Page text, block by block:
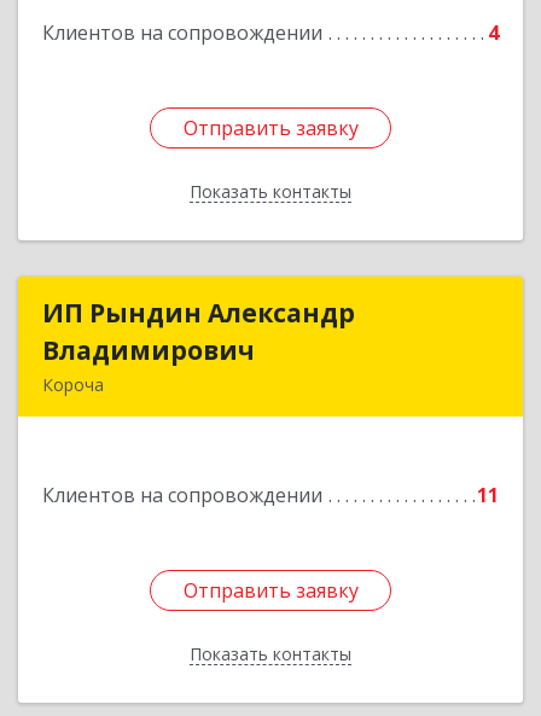
Клиентов на сопровождении 4
Отправить заявку
Показать контакты
Отправить заявку
Назад
ИП Рындин Александр
Владимирович
Короча
Клиентов на сопровождении 11
Отправить заявку
Показать контакты
ИП Рындин Александр
Подробнее
Отправить заявку
Назад